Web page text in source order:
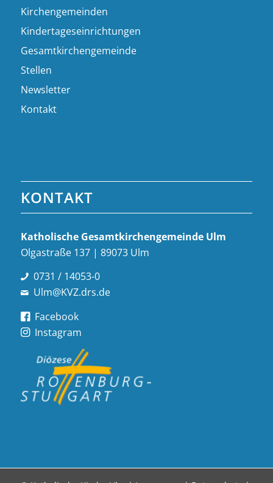
Kirchengemeinden
Kindertageseinrichtungen
Gesamtkirchengemeinde
Stellen
Newsletter
Kontakt
KONTAKT
Katholische Gesamt­kirchen­gemeinde Ulm
Olgastraße 137 | 89073 Ulm
0731 / 14053-0
Ulm@KVZ.drs.de
Facebook
Instagram